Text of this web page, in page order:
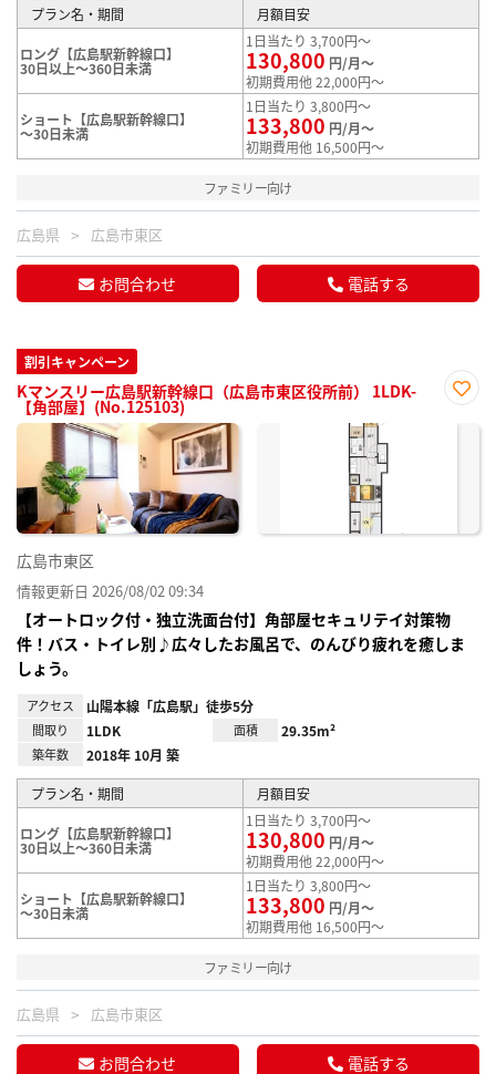
プラン名・期間 月額目安
ロング【広島駅新幹線口】
30日以上～360日未満
1日当たり 3,700円～
130,800 円/月～
初期費用他 22,000円～
ショート【広島駅新幹線口】
～30日未満
1日当たり 3,800円～
133,800 円/月～
初期費用他 16,500円～
ファミリー向け
広島県 広島市東区
お問合わせ 電話する
割引キャンペーン
Kマンスリー広島駅新幹線口（広島市東区役所前） 1LDK-
【角部屋】(No.125103)
に入
広島市東区
情報更新日 2026/08/02 09:34
【オートロック付・独立洗面台付】角部屋セキュリテイ対策物
件！バス・トイレ別♪広々したお風呂で、のんびり疲れを癒しま
しょう。
アクセス 山陽本線「広島駅」徒歩5分
間取り 1LDK 面積 29.35m²
築年数 2018年 10月 築
プラン名・期間 月額目安
ロング【広島駅新幹線口】
30日以上～360日未満
1日当たり 3,700円～
130,800 円/月～
初期費用他 22,000円～
ショート【広島駅新幹線口】
～30日未満
1日当たり 3,800円～
133,800 円/月～
初期費用他 16,500円～
ファミリー向け
広島県 広島市東区
お問合わせ 電話する